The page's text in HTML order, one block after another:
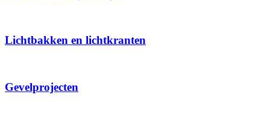
Lichtbakken en lichtkranten
Gevelprojecten